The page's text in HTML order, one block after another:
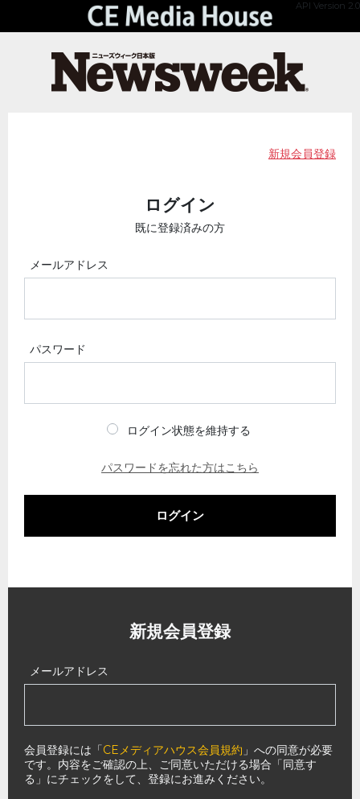
API Version 2.0
新規会員登録
ログイン
既に登録済みの方
メールアドレス
パスワード
ログイン状態を維持する
パスワードを忘れた方はこちら
ログイン
新規会員登録
メールアドレス
会員登録には「CEメディアハウス会員規約 」への同意が必要
です。内容をご確認の上、ご同意いただける場合「同意す
る」にチェックをして、登録にお進みください。